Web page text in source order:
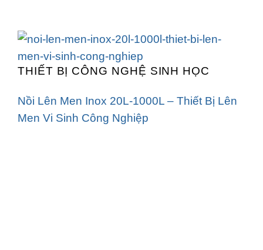
THIẾT BỊ CÔNG NGHỆ SINH HỌC
Nồi Lên Men Inox 20L-1000L – Thiết Bị Lên
Men Vi Sinh Công Nghiệp